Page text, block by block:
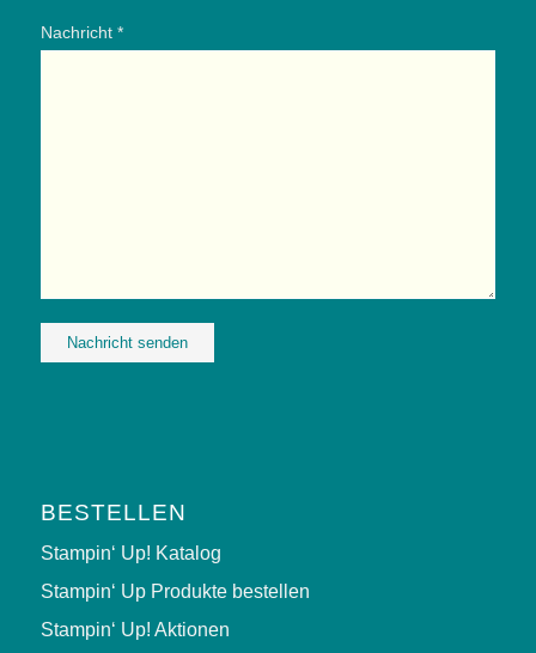
Nachricht *
BESTELLEN
Stampin‘ Up! Katalog
Stampin‘ Up Produkte bestellen
Stampin‘ Up! Aktionen